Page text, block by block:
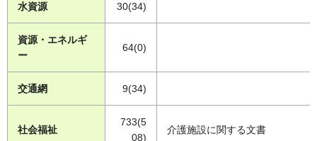
水資源 30(34)
資源・エネルギ
ー
64(0)
交通網 9(34)
社会福祉
733(5
08)
介護施設に関する文書